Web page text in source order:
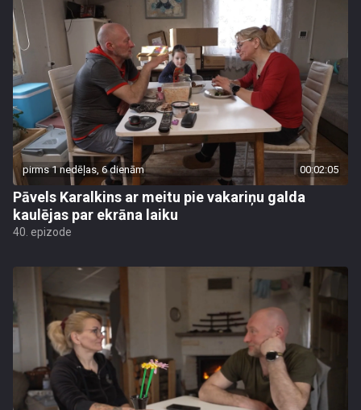
pirms 1 nedēļas, 6 dienām 00:02:05
Pāvels Karalkins ar meitu pie vakariņu galda
kaulējas par ekrāna laiku
40. epizode